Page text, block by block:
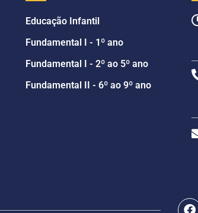
Educação Infantil
Fundamental I - 1º ano
Fundamental I - 2º ao 5º ano
Fundamental II - 6º ao 9º ano